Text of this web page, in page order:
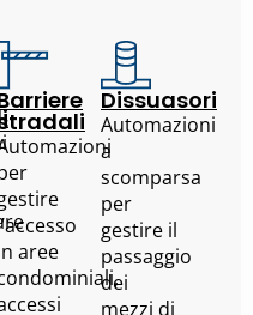
aree
Dissuasori
Automazioni
a
scomparsa
per
gestire il
passaggio
dei
mezzi di